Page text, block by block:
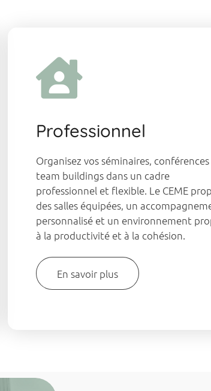
Professionnel
Organisez vos séminaires,
team buildings dans un cadre
professionnel et flexible. Le CEME
des salles équipées, un
personnalisé et un environnement
à la productivité et à la cohésion.
En savoir plus